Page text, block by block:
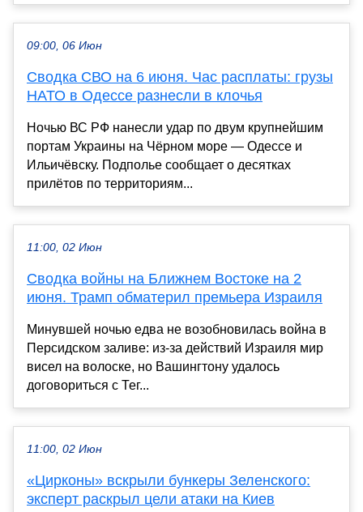
09:00, 06 Июн
Сводка СВО на 6 июня. Час расплаты: грузы
НАТО в Одессе разнесли в клочья
Ночью ВС РФ нанесли удар по двум крупнейшим
портам Украины на Чёрном море — Одессе и
Ильичёвску. Подполье сообщает о десятках
прилётов по территориям...
11:00, 02 Июн
Сводка войны на Ближнем Востоке на 2
июня. Трамп обматерил премьера Израиля
Минувшей ночью едва не возобновилась война в
Персидском заливе: из-за действий Израиля мир
висел на волоске, но Вашингтону удалось
договориться с Тег...
11:00, 02 Июн
«Цирконы» вскрыли бункеры Зеленского:
эксперт раскрыл цели атаки на Киев